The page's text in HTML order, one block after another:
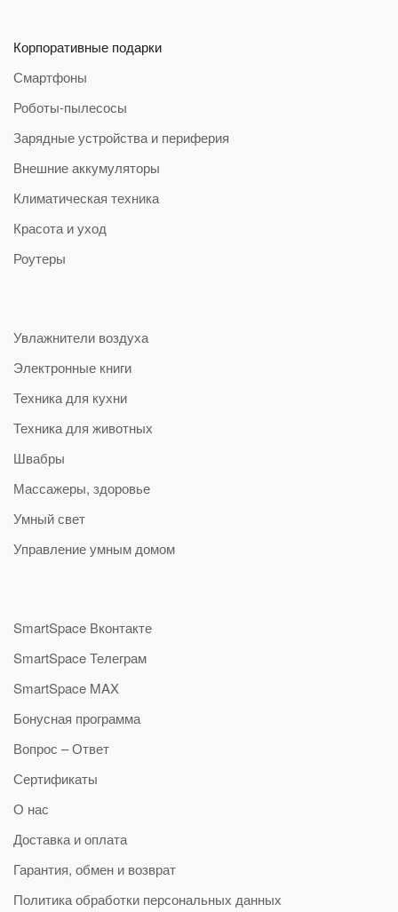
Корпоративные подарки
Смартфоны
Роботы-пылесосы
Зарядные устройства и периферия
Внешние аккумуляторы
Климатическая техника
Красота и уход
Роутеры
Увлажнители воздуха
Электронные книги
Техника для кухни
Техника для животных
Швабры
Массажеры, здоровье
Умный свет
Управление умным домом
SmartSpace Вконтакте
SmartSpace Телеграм
SmartSpace MAX
Бонусная программа
Вопрос – Ответ
Сертификаты
О нас
Доставка и оплата
Гарантия, обмен и возврат
Политика обработки персональных данных